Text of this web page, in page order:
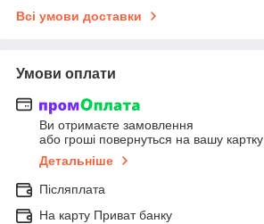
Всі умови доставки
Умови оплати
Ви отримаєте замовлення
або гроші повернуться на вашу картку
Детальніше
Післяплата
На карту Приват банку